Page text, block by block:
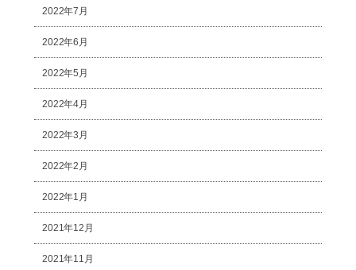
2022年7月
2022年6月
2022年5月
2022年4月
2022年3月
2022年2月
2022年1月
2021年12月
2021年11月